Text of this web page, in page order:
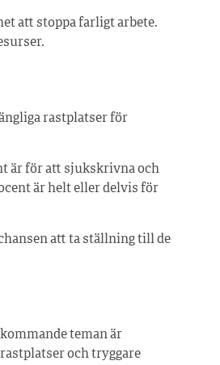
att stoppa farligt arbete.
rastplatser för
är för att sjukskrivna och
är helt eller delvis för
att ta ställning till de
teman är
och tryggare